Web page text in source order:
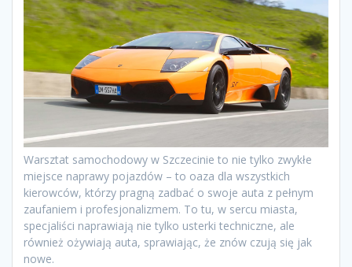
Warsztat samochodowy w Szczecinie to nie tylko zwykłe
miejsce naprawy pojazdów – to oaza dla wszystkich
kierowców, którzy pragną zadbać o swoje auta z pełnym
zaufaniem i profesjonalizmem. To tu, w sercu miasta,
specjaliści naprawiają nie tylko usterki techniczne, ale
również ożywiają auta, sprawiając, że znów czują się jak
nowe.